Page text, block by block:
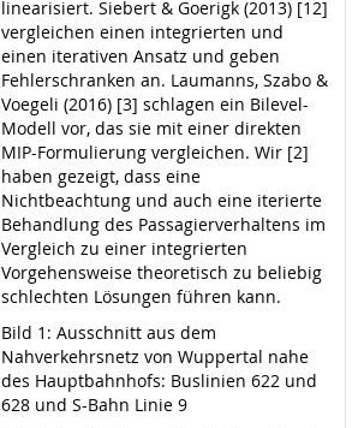
linearisiert. Siebert & Goerigk (2013) [12]
vergleichen einen integrierten und
einen iterativen Ansatz und geben
Fehlerschranken an. Laumanns, Szabo &
Voegeli (2016) [3] schlagen ein Bilevel-
Modell vor, das sie mit einer direkten
MIP-Formulierung vergleichen. Wir [2]
haben gezeigt, dass eine
Nichtbeachtung und auch eine iterierte
Behandlung des Passagierverhaltens im
Vergleich zu einer integrierten
Vorgehensweise theoretisch zu beliebig
schlechten Lösungen führen kann.
Bild 1: Ausschnitt aus dem
Nahverkehrsnetz von Wuppertal nahe
des Hauptbahnhofs: Buslinien 622 und
628 und S-Bahn Linie 9